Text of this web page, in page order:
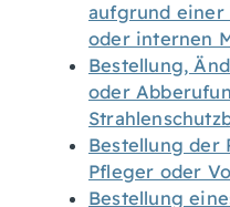
aufgrund einer
oder internen
Bestellung,
oder
Bestellung der
Pfleger oder
Bestellung